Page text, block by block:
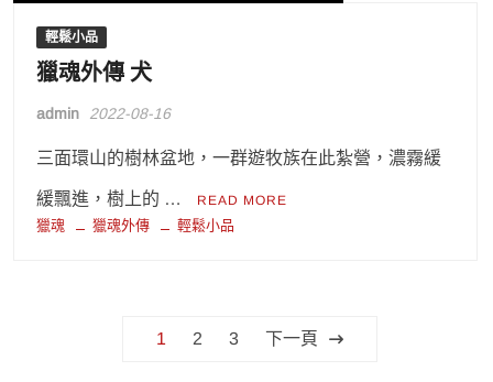
輕鬆小品
獵魂外傳 犬
admin 2022-08-16
三面環山的樹林盆地，一群遊牧族在此紮營，濃霧緩
緩飄進，樹上的 … READ MORE
獵魂 獵魂外傳 輕鬆小品
1 2 3 下一頁